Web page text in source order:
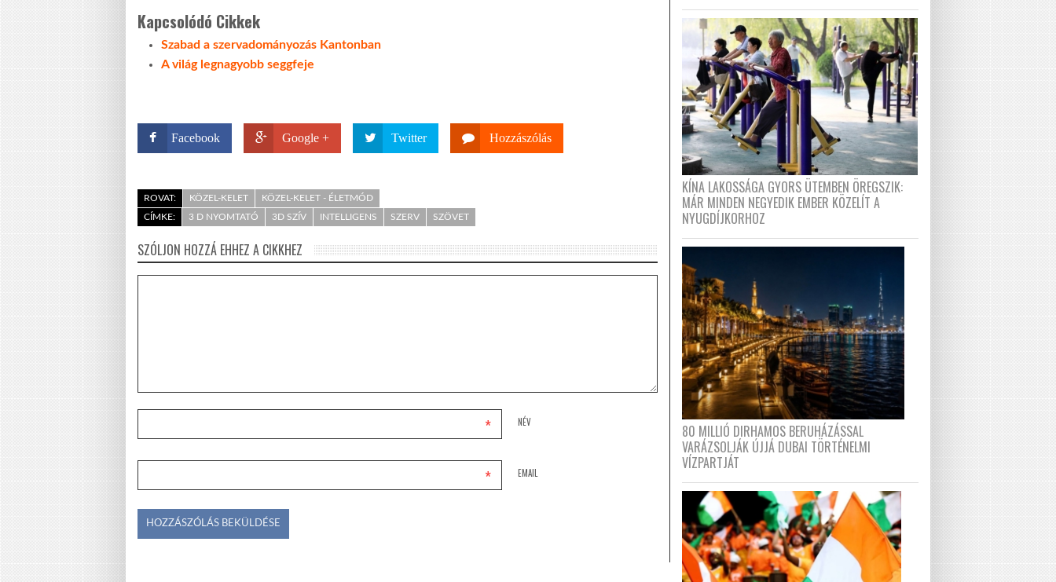
Kapcsolódó Cikkek
Szabad a szervadományozás Kantonban
A világ legnagyobb seggfeje
Facebook Google + Twitter Hozzászólás
ROVAT: KÖZEL-KELET
KÖZEL-KELET - ÉLETMÓD
CÍMKE:
3 D NYOMTATÓ 3D SZÍV INTELLIGENS SZERV SZÖVET
SZÓLJON HOZZÁ EHHEZ A CIKKHEZ
NÉV
*
EMAIL
*
KÍNA LAKOSSÁGA GYORS ÜTEMBEN ÖREGSZIK:
MÁR MINDEN NEGYEDIK EMBER KÖZELÍT A
NYUGDÍJKORHOZ
80 MILLIÓ DIRHAMOS BERUHÁZÁSSAL
VARÁZSOLJÁK ÚJJÁ DUBAI TÖRTÉNELMI
VÍZPARTJÁT